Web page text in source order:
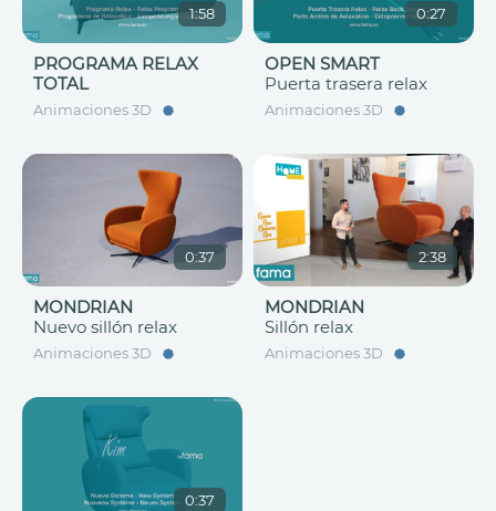
1:58
PROGRAMA RELAX
TOTAL
Animaciones 3D
0:27
OPEN SMART
Puerta trasera relax
Animaciones 3D
0:37
MONDRIAN
Nuevo sillón relax
Animaciones 3D
2:38
MONDRIAN
Sillón relax
Animaciones 3D
0:37